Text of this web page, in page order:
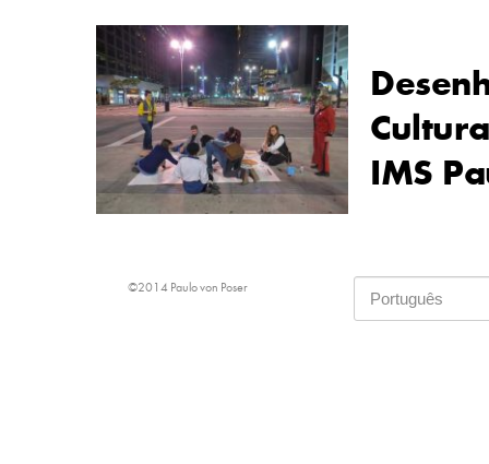
IMS
©2014 Paulo von Poser